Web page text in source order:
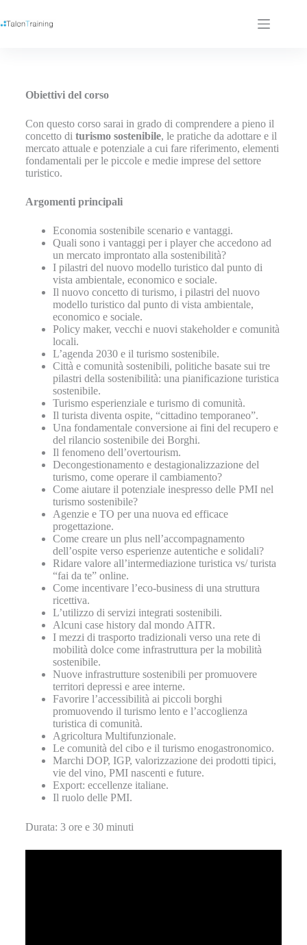
Obiettivi del corso
Con questo corso sarai in grado di comprendere a pieno il
concetto di turismo sostenibile, le pratiche da adottare e il
mercato attuale e potenziale a cui fare riferimento, elementi
fondamentali per le piccole e medie imprese del settore
turistico.
Argomenti principali
Economia sostenibile scenario e vantaggi.
Quali sono i vantaggi per i player che accedono ad
un mercato improntato alla sostenibilità?
I pilastri del nuovo modello turistico dal punto di
vista ambientale, economico e sociale.
Il nuovo concetto di turismo, i pilastri del nuovo
modello turistico dal punto di vista ambientale,
economico e sociale.
Policy maker, vecchi e nuovi stakeholder e comunità
locali.
L’agenda 2030 e il turismo sostenibile.
Città e comunità sostenibili, politiche basate sui tre
pilastri della sostenibilità: una pianificazione turistica
sostenibile.
Turismo esperienziale e turismo di comunità.
Il turista diventa ospite, “cittadino temporaneo”.
Una fondamentale conversione ai fini del recupero e
del rilancio sostenibile dei Borghi.
Il fenomeno dell’overtourism.
Decongestionamento e destagionalizzazione del
turismo, come operare il cambiamento?
Come aiutare il potenziale inespresso delle PMI nel
turismo sostenibile?
Agenzie e TO per una nuova ed efficace
progettazione.
Come creare un plus nell’accompagnamento
dell’ospite verso esperienze autentiche e solidali?
Ridare valore all’intermediazione turistica vs/ turista
“fai da te” online.
Come incentivare l’eco-business di una struttura
ricettiva.
L’utilizzo di servizi integrati sostenibili.
Alcuni case history dal mondo AITR.
I mezzi di trasporto tradizionali verso una rete di
mobilità dolce come infrastruttura per la mobilità
sostenibile.
Nuove infrastrutture sostenibili per promuovere
territori depressi e aree interne.
Favorire l’accessibilità ai piccoli borghi
promuovendo il turismo lento e l’accoglienza
turistica di comunità.
Agricoltura Multifunzionale.
Le comunità del cibo e il turismo enogastronomico.
Marchi DOP, IGP, valorizzazione dei prodotti tipici,
vie del vino, PMI nascenti e future.
Export: eccellenze italiane.
Il ruolo delle PMI.
Durata: 3 ore e 30 minuti